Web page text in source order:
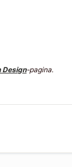
Design-pagina.